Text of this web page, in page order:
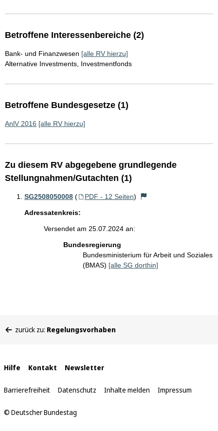
Betroffene Interessenbereiche (2)
Bank- und Finanzwesen [alle RV hierzu]
Alternative Investments, Investmentfonds
Betroffene Bundesgesetze (1)
AnlV 2016 [alle RV hierzu]
Zu diesem RV abgegebene grundlegende
Stellungnahmen/Gutachten (1)
SG2508050008 ( PDF - 12 Seiten)
Adressatenkreis:
Versendet am 25.07.2024 an:
Bundesregierung
Bundesministerium für Arbeit und Soziales
(BMAS) [alle SG dorthin]
befinden
zurück zu: Regelungsvorhaben
Interne
Links
Hilfe Kontakt Newsletter
Barrierefreiheit Datenschutz Inhalte melden Impressum
© Deutscher Bundestag